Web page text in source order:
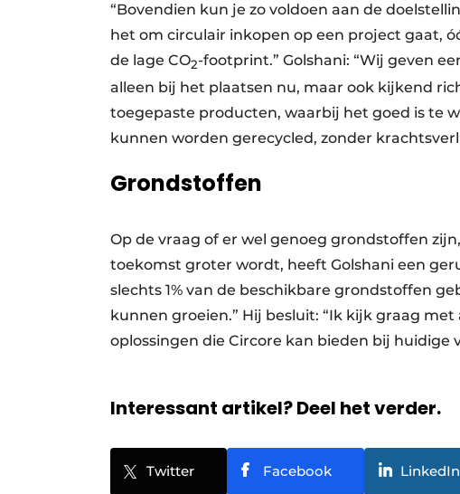
“Bovendien kun je zo voldoen aan de
het om circulair inkopen op een project gaat,
de lage CO2-footprint.” Golshani: “Wij geven
alleen bij het plaatsen nu, maar ook kijkend
toegepaste producten, waarbij het goed is te
kunnen worden gerecycled, zonder
Grondstoffen
Op de vraag of er wel genoeg grondstoffen
toekomst groter wordt, heeft Golshani een
slechts 1% van de beschikbare grondstoffen
kunnen groeien.” Hij besluit: “Ik kijk graag
oplossingen die Circore kan bieden bij huidige
Interessant artikel? Deel het verder.
Twitter Facebook LinkedIn